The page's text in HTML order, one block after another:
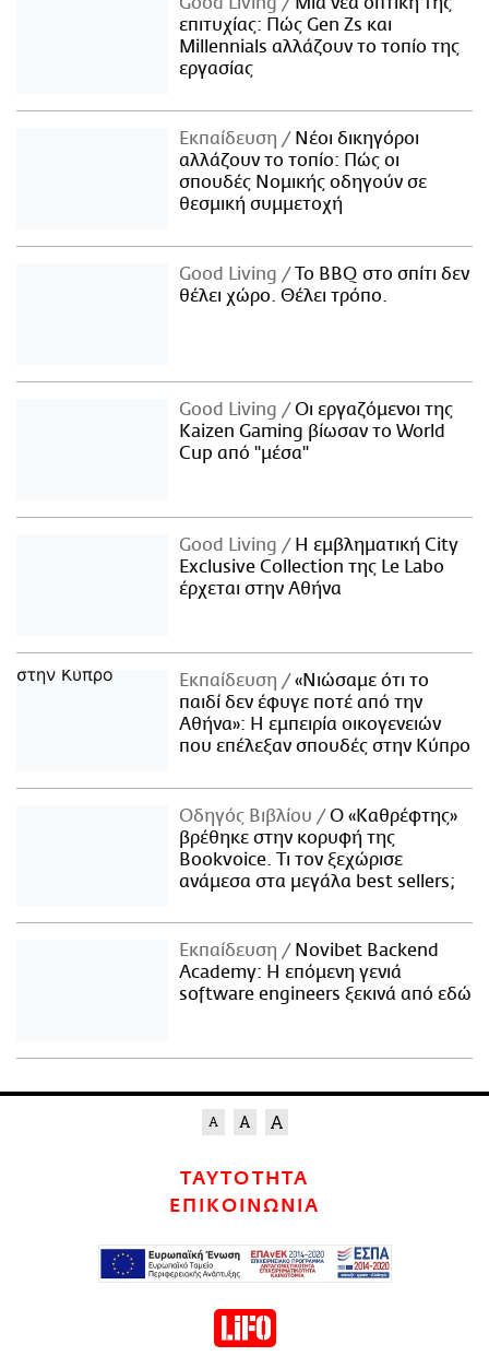
επιτυχίας: Πώς Gen Zs και
Millennials αλλάζουν το τοπίο της
εργασίας
Εκπαίδευση
Νέοι δικηγόροι
αλλάζουν το τοπίο: Πώς οι
σπουδές Νομικής οδηγούν σε
θεσμική συμμετοχή
Good Living
Το BBQ στο σπίτι δεν
θέλει χώρο. Θέλει τρόπο.
Good Living
Οι εργαζόμενοι της
Kaizen Gaming βίωσαν το World
Cup από "μέσα"
Good Living
Η εμβληματική City
Exclusive Collection της Le Labo
έρχεται στην Αθήνα
Εκπαίδευση
«Νιώσαμε ότι το
παιδί δεν έφυγε ποτέ από την
Αθήνα»: Η εμπειρία οικογενειών
που επέλεξαν σπουδές στην Κύπρο
Οδηγός Βιβλίου
Ο «Καθρέφτης»
βρέθηκε στην κορυφή της
Bookvoice. Τι τον ξεχώρισε
ανάμεσα στα μεγάλα best sellers;
Εκπαίδευση
Novibet Backend
Academy: Η επόμενη γενιά
software engineers ξεκινά από εδώ
ΤΑΥΤΟΤΗΤΑ
ΕΠΙΚΟΙΝΩΝΙΑ